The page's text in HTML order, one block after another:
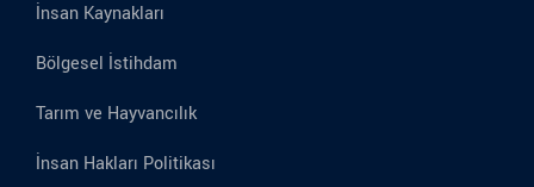
İnsan Kaynakları
Bölgesel İstihdam
Tarım ve Hayvancılık
İnsan Hakları Politikası